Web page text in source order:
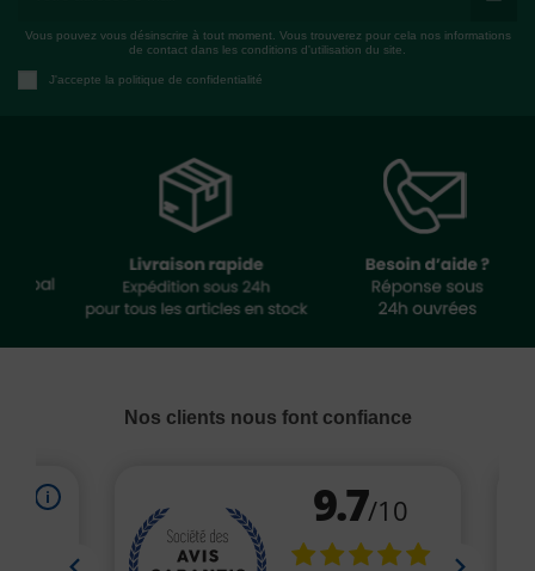
Vous pouvez vous désinscrire à tout moment. Vous trouverez pour cela nos informations
de contact dans les conditions d'utilisation du site.
J'accepte la politique de confidentialité
Nos clients nous font confiance